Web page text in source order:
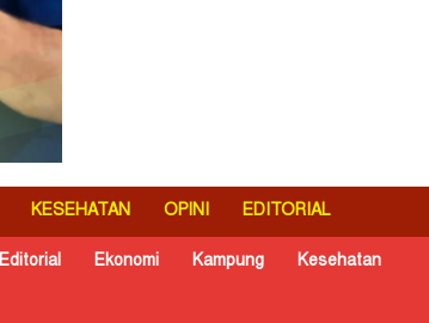
KESEHATAN OPINI EDITORIAL
Editorial Ekonomi Kampung Kesehatan